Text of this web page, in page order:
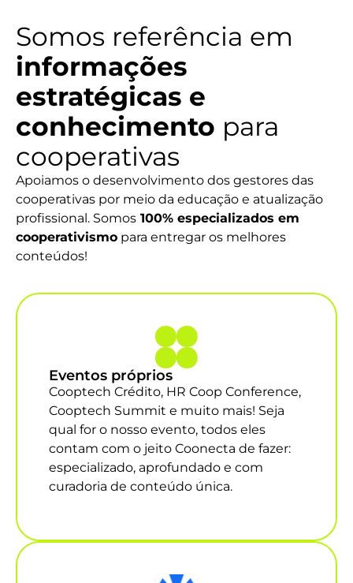
Somos referência em
informações
estratégicas e
conhecimento para
cooperativas
Apoiamos o desenvolvimento dos gestores das
cooperativas por meio da educação e atualização
profissional. Somos 100% especializados em
cooperativismo para entregar os melhores
conteúdos!
Eventos próprios
Cooptech Crédito, HR Coop Conference,
Cooptech Summit e muito mais! Seja
qual for o nosso evento, todos eles
contam com o jeito Coonecta de fazer:
especializado, aprofundado e com
curadoria de conteúdo única.